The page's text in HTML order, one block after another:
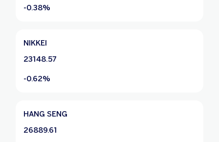
-0.38%
NIKKEI
23148.57
-0.62%
HANG SENG
26889.61